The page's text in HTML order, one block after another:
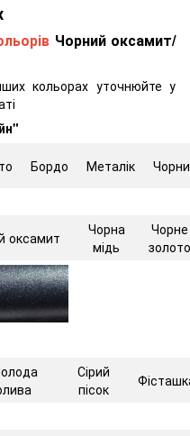
Чорний оксамит/
кольорах уточнюйте у
Бордо Металік
оксамит
Чорна
мідь
Чорне
золото
Сірий
пісок